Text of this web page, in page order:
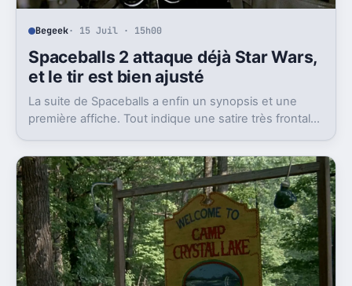
Begeek· 15 Juil · 15h00
Spaceballs 2 attaque déjà Star Wars,
et le tir est bien ajusté
La suite de Spaceballs a enfin un synopsis et une
première affiche. Tout indique une satire très frontale